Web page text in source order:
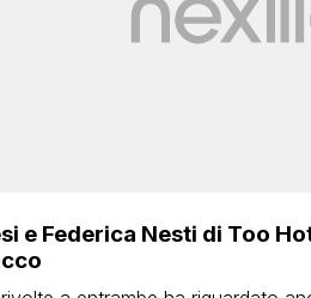
e Federica Nesti di Too